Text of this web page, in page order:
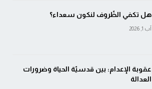
هل تكفي الظّروف لنكون سعداء؟
آب 1, 2026
عقوبة الإعدام: بين قدسيّة الحياة وضرورات
العدالة